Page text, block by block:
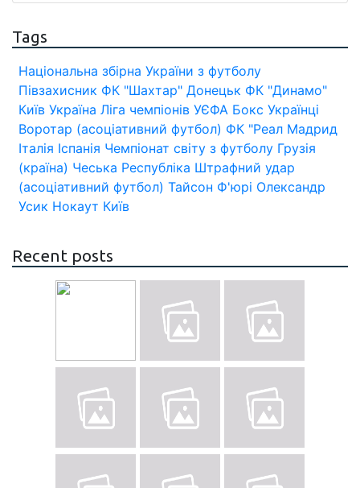
Tags
Національна збірна України з футболу
Півзахисник ФК "Шахтар" Донецьк ФК "Динамо"
Київ Україна Ліга чемпіонів УЄФА Бокс Українці
Воротар (асоціативний футбол) ФК "Реал Мадрид
Італія Іспанія Чемпіонат світу з футболу Грузія
(країна) Чеська Республіка Штрафний удар
(асоціативний футбол) Тайсон Ф'юрі Олександр
Усик Нокаут Київ
Recent posts